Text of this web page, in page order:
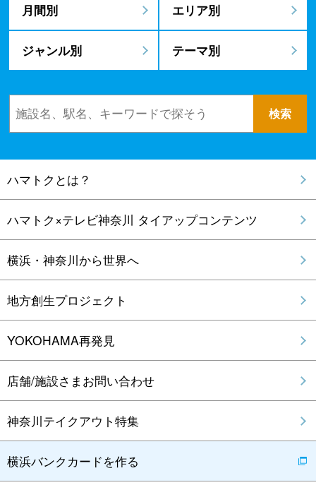
月間別 エリア別
ジャンル別 テーマ別
ハマトクとは？
ハマトク×テレビ神奈川 タイアップコンテンツ
横浜・神奈川から世界へ
地方創生プロジェクト
YOKOHAMA再発見
店舗/施設さまお問い合わせ
神奈川テイクアウト特集
横浜バンクカードを作る